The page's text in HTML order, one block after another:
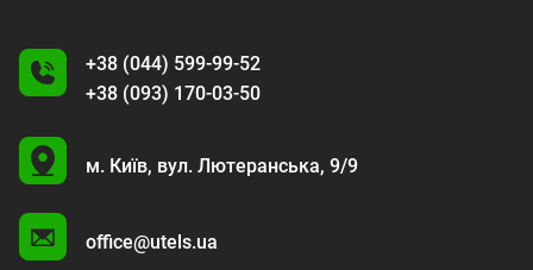
+38 (044) 599-99-52
+38 (093) 170-03-50
U
м. Київ, вул. Лютеранська, 9/9
office@utels.ua